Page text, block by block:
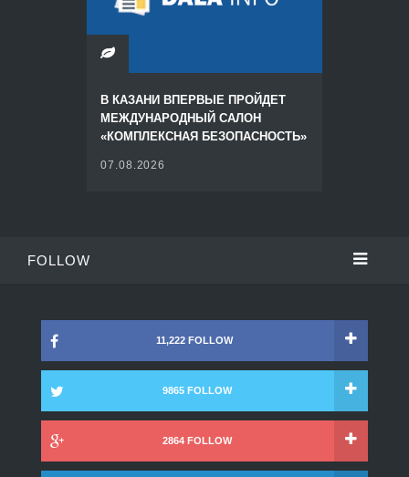
В КАЗАНИ ВПЕРВЫЕ ПРОЙДЕТ
МЕЖДУНАРОДНЫЙ САЛОН
«КОМПЛЕКСНАЯ БЕЗОПАСНОСТЬ»
07.08.2026
FOLLOW
11,222 FOLLOW
9865 FOLLOW
2864 FOLLOW